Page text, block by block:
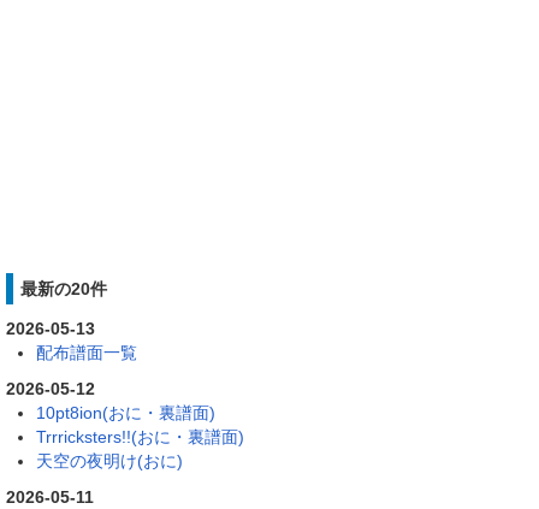
最新の20件
2026-05-13
配布譜面一覧
2026-05-12
10pt8ion(おに・裏譜面)
Trrricksters!!(おに・裏譜面)
天空の夜明け(おに)
2026-05-11